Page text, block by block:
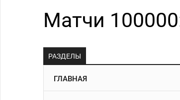
Матчи
РАЗДЕЛЫ
ГЛАВНАЯ